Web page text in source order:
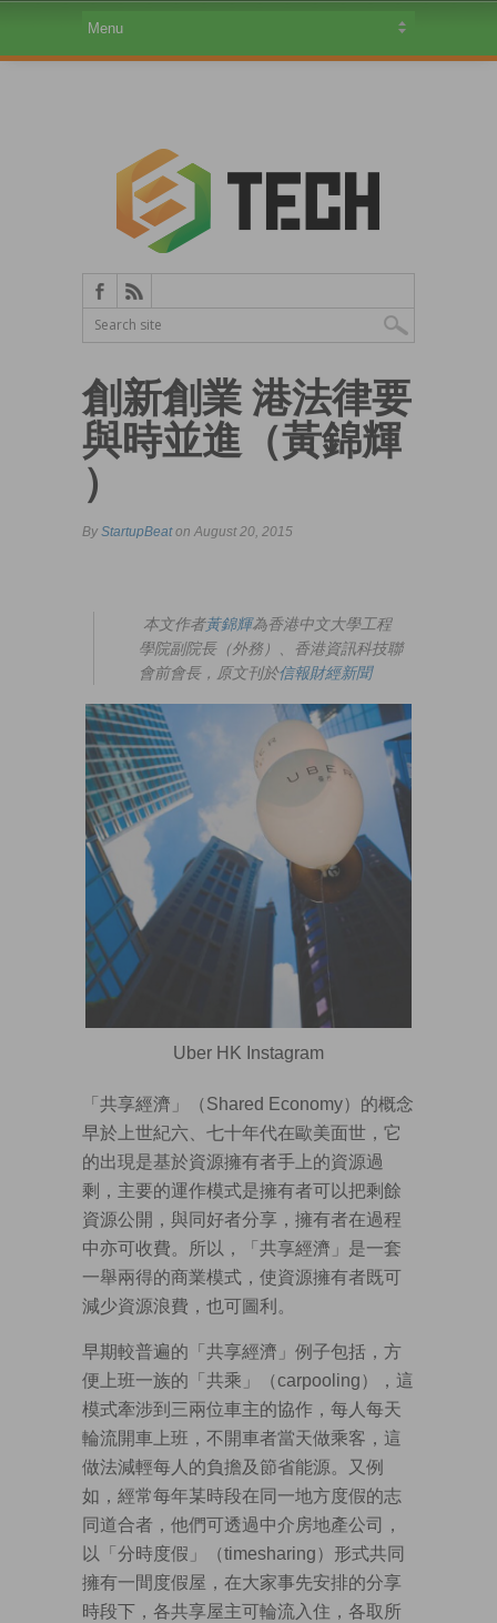
創新創業 港法律要
與時並進（黃錦輝
）
By StartupBeaton August 20, 2015
本文作者黃錦輝為香港中文大學工程
學院副院長（外務）、香港資訊科技聯
會前會長，原文刊於信報財經新聞
Uber HK Instagram
「共享經濟」（Shared Economy）的概念
早於上世紀六、七十年代在歐美面世，它
的出現是基於資源擁有者手上的資源過
剩，主要的運作模式是擁有者可以把剩餘
資源公開，與同好者分享，擁有者在過程
中亦可收費。所以，「共享經濟」是一套
一舉兩得的商業模式，使資源擁有者既可
減少資源浪費，也可圖利。
早期較普遍的「共享經濟」例子包括，方
便上班一族的「共乘」（carpooling），這
模式牽涉到三兩位車主的協作，每人每天
輪流開車上班，不開車者當天做乘客，這
做法減輕每人的負擔及節省能源。又例
如，經常每年某時段在同一地方度假的志
同道合者，他們可透過中介房地產公司，
以「分時度假」（timesharing）形式共同
擁有一間度假屋，在大家事先安排的分享
時段下，各共享屋主可輪流入住，各取所